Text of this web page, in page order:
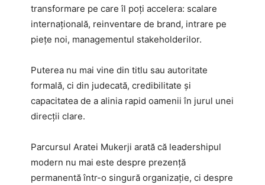
transformare pe care îl poți accelera: scalare
internațională, reinventare de brand, intrare pe
piețe noi, managementul stakeholderilor.
Puterea nu mai vine din titlu sau autoritate
formală, ci din judecată, credibilitate și
capacitatea de a alinia rapid oamenii în jurul unei
direcții clare.
Parcursul Aratei Mukerji arată că leadershipul
modern nu mai este despre prezență
permanentă într-o singură organizație, ci despre